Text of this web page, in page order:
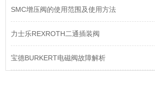
SMC增压阀的使用范围及使用方法
力士乐REXROTH二通插装阀
宝德BURKERT电磁阀故障解析